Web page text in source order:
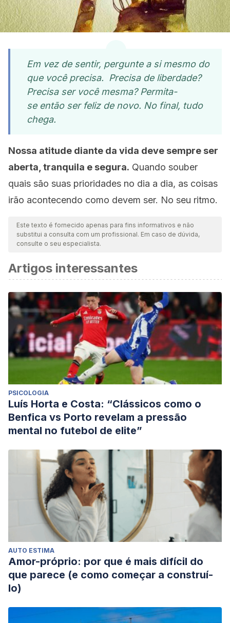
Em vez de sentir, pergunte a si mesmo do
que você precisa. Precisa de liberdade?
Precisa ser você mesma? Permita-
se então ser feliz de novo. No final, tudo
chega.
Nossa atitude diante da vida deve sempre ser
aberta, tranquila e segura. Quando souber
quais são suas prioridades no dia a dia, as coisas
irão acontecendo como devem ser. No seu ritmo.
Este texto é fornecido apenas para fins informativos e não
substitui a consulta com um profissional. Em caso de dúvida,
consulte o seu especialista.
Artigos interessantes
PSICOLOGIA
Luís Horta e Costa: “Clássicos como o
Benfica vs Porto revelam a pressão
mental no futebol de elite”
AUTO ESTIMA
Amor-próprio: por que é mais difícil do
que parece (e como começar a construí-
lo)